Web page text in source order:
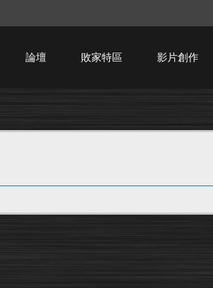
論壇 敗家特區 影片創作